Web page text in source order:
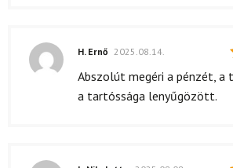
H. Ernő 2025.08.14.
Abszolút megéri a pénzét, a
a tartóssága lenyűgözött.